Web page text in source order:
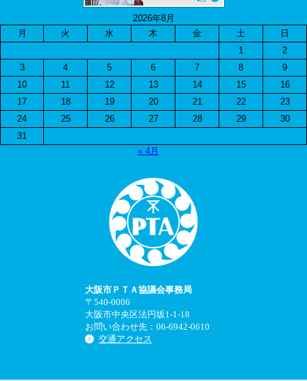
2026年8月
月
火 水 木 金 土
日
1
2
3
4 5 6 7 8
9
10
11 12 13 14 15
16
17
18 19 20 21 22
23
24
25 26 27 28 29
30
31
« 4月
大阪市ＰＴＡ協議会事務局
〒540-0006
大阪市中央区法円坂1-1-18
お問い合わせ先：06-6942-0610
交通アクセス